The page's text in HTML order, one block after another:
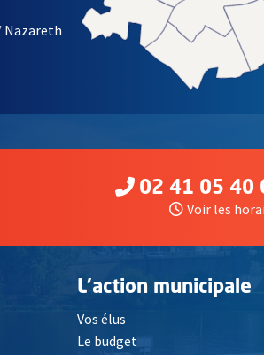
Nazareth
02 41 05 40
Voir les
L'action municipale
Vos élus
Le budget